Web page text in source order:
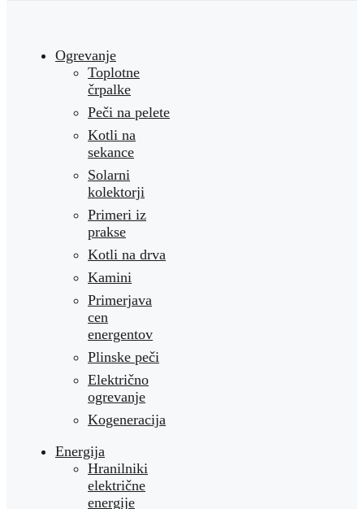
Ogrevanje
Toplotne
črpalke
Peči na pelete
Kotli na
sekance
Solarni
kolektorji
Primeri iz
prakse
Kotli na drva
Kamini
Primerjava
cen
energentov
Plinske peči
Električno
ogrevanje
Kogeneracija
Energija
Hranilniki
električne
energije